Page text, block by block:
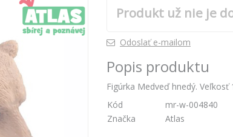
Produkt už nie je
Odoslať e-mailom
Popis produktu
Figúrka Medveď hnedý.
Kód
mr-w-004840
Značka
Atlas